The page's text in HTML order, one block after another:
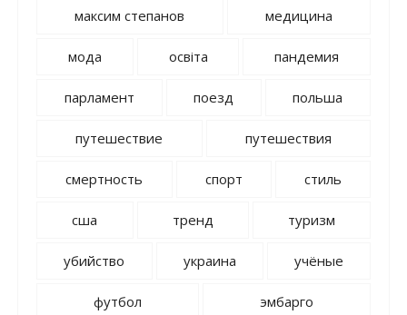
максим степанов медицина
мода освіта пандемия
парламент поезд польша
путешествие путешествия
смертность спорт стиль
сша тренд туризм
убийство украина учёные
футбол эмбарго